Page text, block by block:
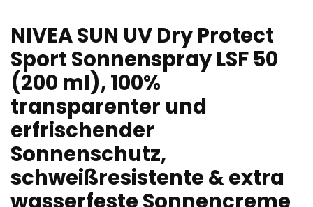
NIVEA SUN UV Dry Protect
Sport Sonnenspray LSF 50
(200 ml), 100%
transparenter und
erfrischender
Sonnenschutz,
schweißresistente & extra
wasserfeste Sonnencreme